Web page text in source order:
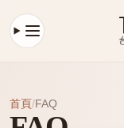
首頁/FAQ